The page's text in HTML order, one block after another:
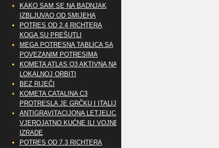
KAKO SAM SE NA BADNJAK
IZBLJUVAO OD SMIJEHA
POTRES OD 2.4 RICHTERA
KOGA SU PREŠUTLI
MEGA POTRESNA TABLICA SA
POVEZANIM POTRESIMA
KOMETA ATLAS Q3 AKTIVNA NA
LOKALNOJ ORBITI
BEZ RIJEČI
KOMETA CATALINA C3
PROTRESLA JE GRČKU I ITALIJU
ANTIGRAVITACIJONA LETJELICA
VJEROJATNO KUĆNE ILI VOJNE
IZRADE
POTRES OD 7.3 RICHTERA